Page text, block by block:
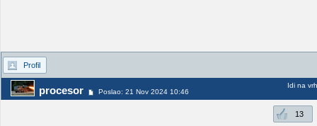
Profil
procesor Poslao: 21 Nov 2024 10:46
Idi na vrh
13